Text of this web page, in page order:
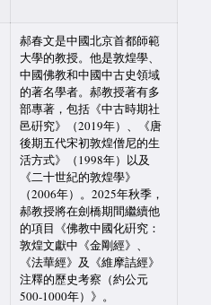
郝春文是中國北京首都師範
大學的教授。他是敦煌學、
中國佛教和中國中古史領域
的著名學者。郝教授著有多
部專著，包括《中古時期社
邑硏究》（2019年）、《唐
後期五代宋初敦煌僧尼的生
活方式》（1998年）以及
《二十世紀的敦煌學》
（2006年）。2025年秋季，
郝教授將在劍橋期間繼續他
的項目《佛教中國化硏究：
敦煌文獻中《金剛經》、
《法華經》及《維摩詰經》
注釋的歷史考察（約公元
500-1000年）》。